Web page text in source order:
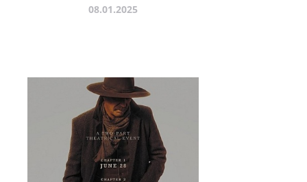
08.01.2025